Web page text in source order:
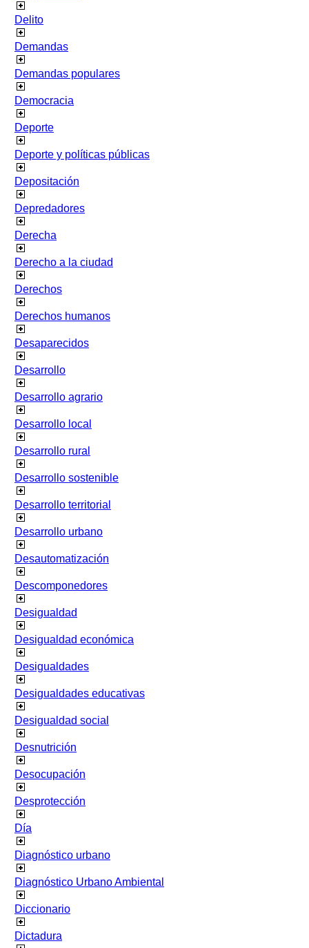
Delito
Demandas
Demandas populares
Democracia
Deporte
Deporte y políticas públicas
Depositación
Depredadores
Derecha
Derecho a la ciudad
Derechos
Derechos humanos
Desaparecidos
Desarrollo
Desarrollo agrario
Desarrollo local
Desarrollo rural
Desarrollo sostenible
Desarrollo territorial
Desarrollo urbano
Desautomatización
Descomponedores
Desigualdad
Desigualdad económica
Desigualdades
Desigualdades educativas
Desigualdad social
Desnutrición
Desocupación
Desprotección
Día
Diagnóstico urbano
Diagnóstico Urbano Ambiental
Diccionario
Dictadura